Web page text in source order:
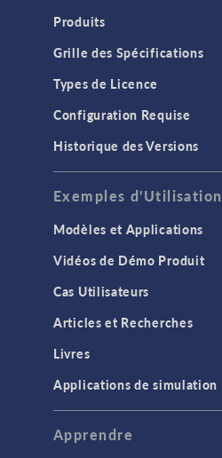
Produits
Grille des Spécifications
Types de Licence
Configuration Requise
Historique des Versions
Exemples d'Utilisation
Modèles et Applications
Vidéos de Démo Produit
Cas Utilisateurs
Articles et Recherches
Livres
Applications de simulation
Apprendre